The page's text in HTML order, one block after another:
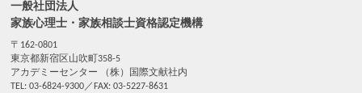
一般社団法人
家族心理士・家族相談士資格認定機構
〒162-0801
東京都新宿区山吹町358-5
アカデミーセンター （株）国際文献社内
TEL: 03-6824-9300／FAX: 03-5227-8631